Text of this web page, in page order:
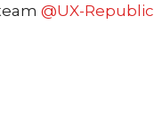
@UX-Republic